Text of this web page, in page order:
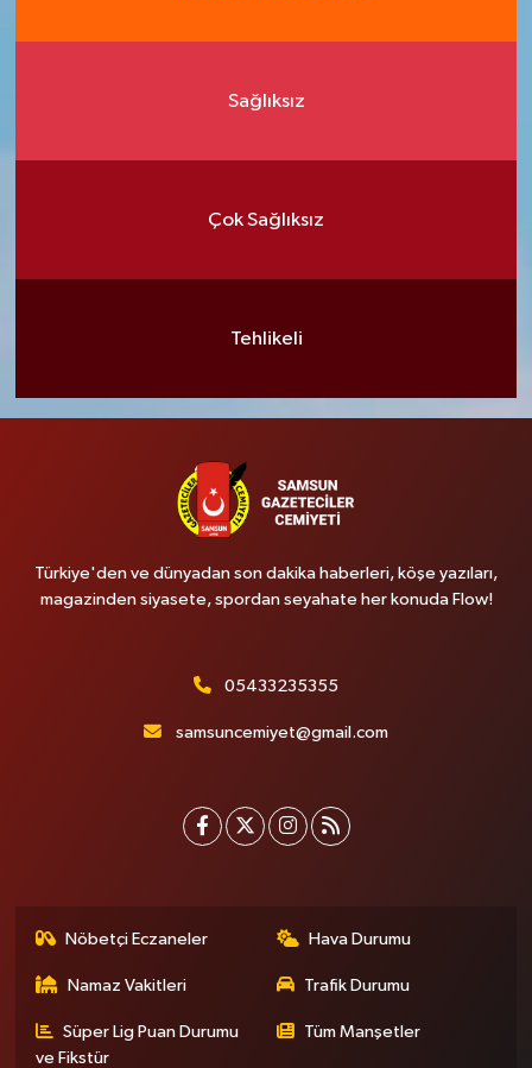
Sağlıksız
Çok Sağlıksız
Tehlikeli
Türkiye'den ve dünyadan son dakika haberleri, köşe yazıları,
magazinden siyasete, spordan seyahate her konuda Flow!
05433235355
samsuncemiyet@gmail.com
Nöbetçi Eczaneler Hava Durumu
Namaz Vakitleri Trafik Durumu
Süper Lig Puan Durumu
ve Fikstür
Tüm Manşetler